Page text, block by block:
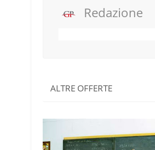
Redazione
ALTRE OFFERTE